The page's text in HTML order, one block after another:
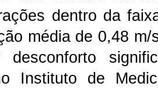
dentro da
média de 0,48
desconforto
Instituto de